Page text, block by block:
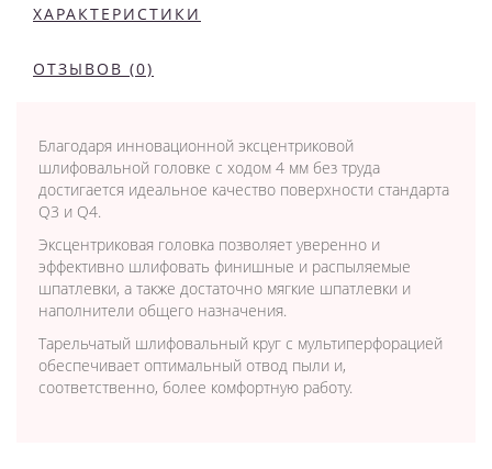
ХАРАКТЕРИСТИКИ
ОТЗЫВОВ (0)
Благодаря инновационной эксцентриковой
шлифовальной головке с ходом 4 мм без труда
достигается идеальное качество поверхности стандарта
Q3 и Q4.
Эксцентриковая головка позволяет уверенно и
эффективно шлифовать финишные и распыляемые
шпатлевки, а также достаточно мягкие шпатлевки и
наполнители общего назначения.
Тарельчатый шлифовальный круг с мультиперфорацией
обеспечивает оптимальный отвод пыли и,
соответственно, более комфортную работу.